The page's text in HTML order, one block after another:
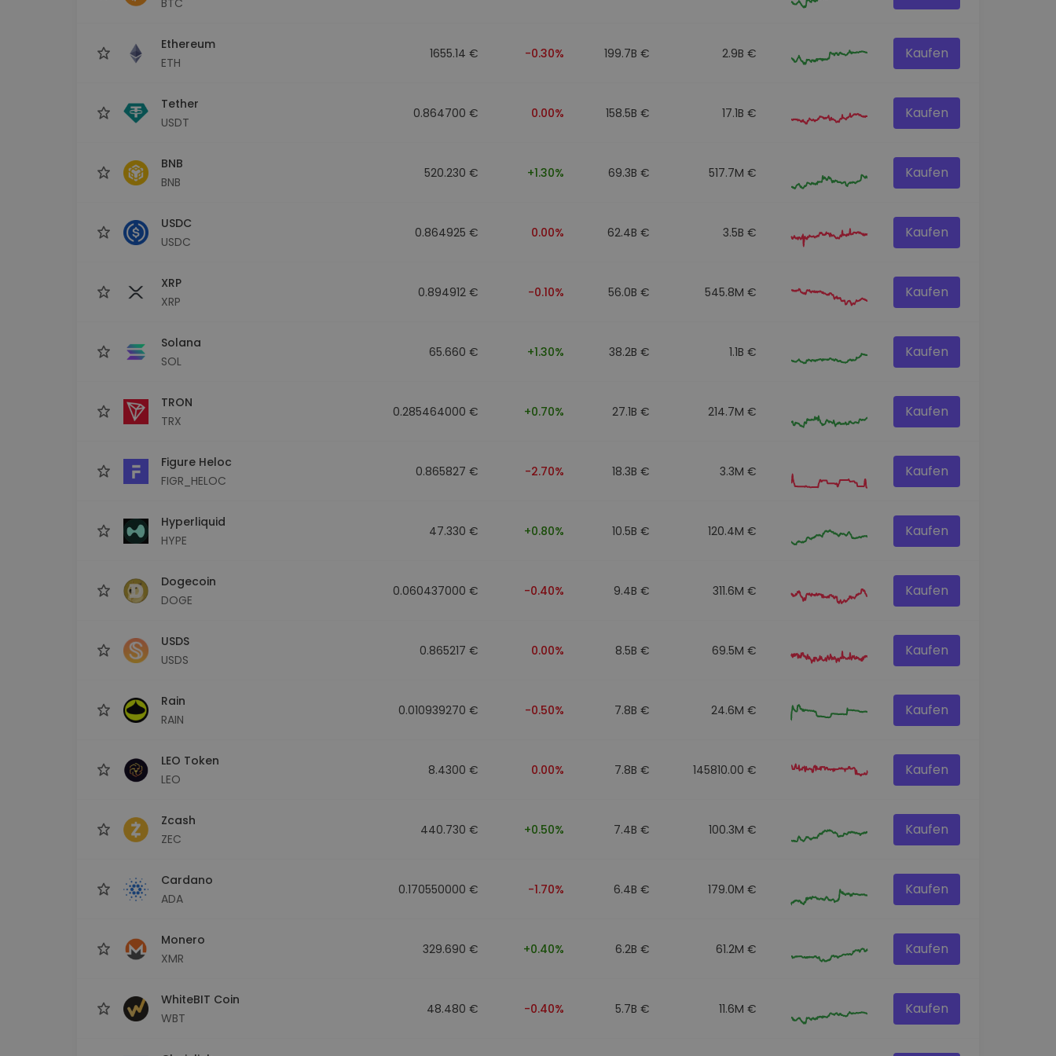
Finde deine Krypto-Strategie
Ethereum
ETH
1655.14 € -0.30% 199.7B € 2.9B € Kaufen
Tether
USDT
0.864700 € 0.00% 158.5B € 17.1B € Kaufen
BNB
BNB
520.230 € +1.30% 69.3B € 517.7M € Kaufen
USDC
USDC
0.864925 € 0.00% 62.4B € 3.5B € Kaufen
XRP
XRP
0.894912 € -0.10% 56.0B € 545.8M € Kaufen
Solana
SOL
65.660 € +1.30% 38.2B € 1.1B € Kaufen
TRON
TRX
0.285464000 € +0.70% 27.1B € 214.7M € Kaufen
Figure Heloc
FIGR_HELOC
0.865827 € -2.70% 18.3B € 3.3M € Kaufen
Hyperliquid
HYPE
47.330 € +0.80% 10.5B € 120.4M € Kaufen
Dogecoin
DOGE
0.060437000 € -0.40% 9.4B € 311.6M € Kaufen
USDS
USDS
0.865217 € 0.00% 8.5B € 69.5M € Kaufen
Rain
RAIN
0.010939270 € -0.50% 7.8B € 24.6M € Kaufen
LEO Token
LEO
8.4300 € 0.00% 7.8B € 145810.00 € Kaufen
Zcash
ZEC
440.730 € +0.50% 7.4B € 100.3M € Kaufen
Cardano
ADA
0.170550000 € -1.70% 6.4B € 179.0M € Kaufen
Monero
XMR
329.690 € +0.40% 6.2B € 61.2M € Kaufen
WhiteBIT Coin
WBT
48.480 € -0.40% 5.7B € 11.6M € Kaufen